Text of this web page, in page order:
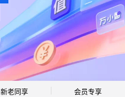
新老同享 会员专享